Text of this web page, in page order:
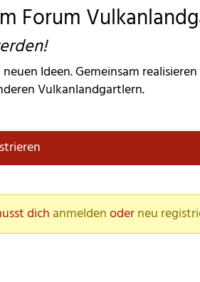
Forum
Ideen. Gemeinsam
Vulkanlandgartlern.
dich anmelden oder neu